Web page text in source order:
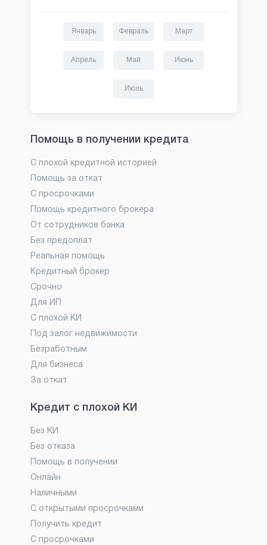
Январь Февраль Март
Апрель Май Июнь
Июль
Помощь в получении кредита
С плохой кредитной историей
Помощь за откат
С просрочками
Помощь кредитного брокера
От сотрудников банка
Без предоплат
Реальная помощь
Кредитный брокер
Срочно
Для ИП
С плохой КИ
Под залог недвижимости
Безработным
Для бизнеса
За откат
Кредит с плохой КИ
Без КИ
Без отказа
Помощь в получении
Онлайн
Наличными
С открытыми просрочками
Получить кредит
С просрочками